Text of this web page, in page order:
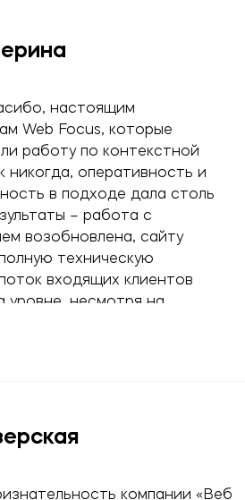
настоящим
Web Focus, которые
работу по контекстной
в подходе дала столь
– работа с
возобновлена, сайту
техническую
входящих клиентов
сотрудничества. Ценовая
работу по контекстной
– работа скомпании «Веб